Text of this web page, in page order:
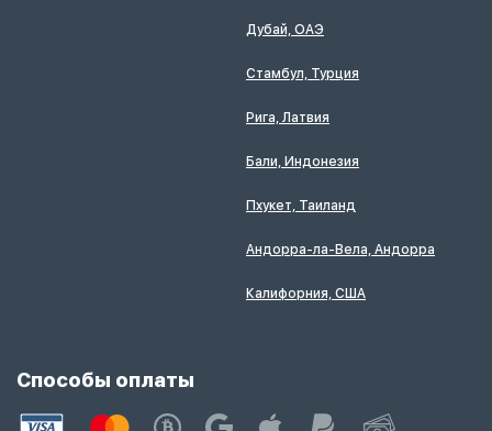
Дубай, ОАЭ
Стамбул, Турция
Рига, Латвия
Бали, Индонезия
Пхукет, Таиланд
Андорра-ла-Вела, Андорра
Калифорния, США
Способы оплаты